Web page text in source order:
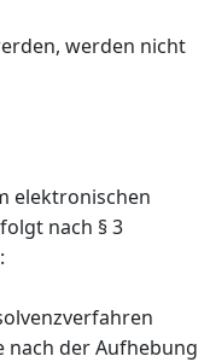
werden nicht
elektronischen
nach § 3
nach der Aufhebung